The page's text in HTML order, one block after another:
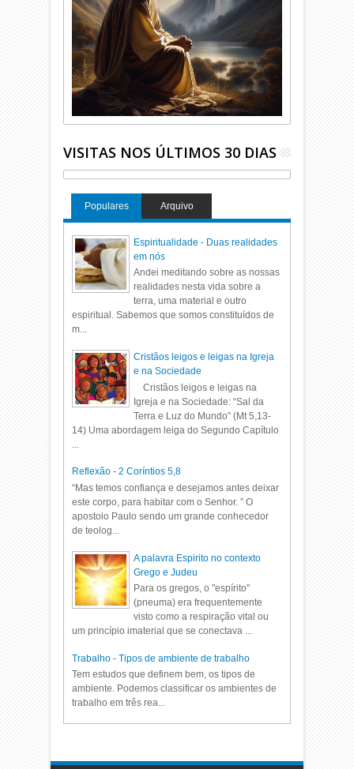
VISITAS NOS ÚLTIMOS 30 DIAS
Populares Arquivo
Espiritualidade - Duas realidades
em nós
Andei meditando sobre as nossas
realidades nesta vida sobre a
terra, uma material e outro
espiritual. Sabemos que somos constituídos de
m...
Cristãos leigos e leigas na Igreja
e na Sociedade
Cristãos leigos e leigas na
Igreja e na Sociedade: “Sal da
Terra e Luz do Mundo” (Mt 5,13-
14) Uma abordagem leiga do Segundo Capítulo
Reflexão - 2 Coríntios 5,8
“Mas temos confiança e desejamos antes deixar
este corpo, para habitar com o Senhor. ” O
apostolo Paulo sendo um grande conhecedor
de teolog...
A palavra Espirito no contexto
Grego e Judeu
Para os gregos, o "espírito"
(pneuma) era frequentemente
visto como a respiração vital ou
um princípio imaterial que se conectava ...
Trabalho - Tipos de ambiente de trabalho
Tem estudos que definem bem, os tipos de
ambiente. Podemos classificar os ambientes de
trabalho em três rea...